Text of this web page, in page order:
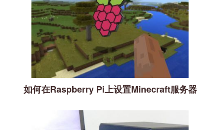
如何在Raspberry Pi上设置Minecraft服务器